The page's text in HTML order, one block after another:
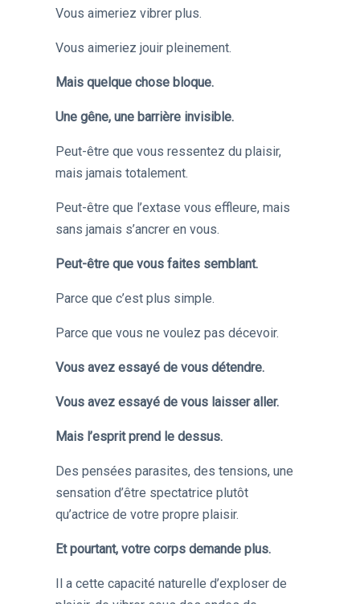
Vous aimeriez vibrer plus.
Vous aimeriez jouir pleinement.
Mais quelque chose bloque.
Une gêne, une barrière invisible.
Peut-être que vous ressentez du plaisir,
mais jamais totalement.
Peut-être que l’extase vous effleure, mais
sans jamais s’ancrer en vous.
Peut-être que vous faites semblant.
Parce que c’est plus simple.
Parce que vous ne voulez pas décevoir.
Vous avez essayé de vous détendre.
Vous avez essayé de vous laisser aller.
Mais l’esprit prend le dessus.
Des pensées parasites, des tensions, une
sensation d’être spectatrice plutôt
qu’actrice de votre propre plaisir.
Et pourtant, votre corps demande plus.
Il a cette capacité naturelle d’exploser de